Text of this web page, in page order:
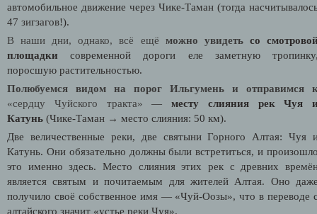
автомобильное движение через Чике-Таман (тогда
47 зигзагов!).
В наши дни, однако, всё ещё можно увидеть со
площадкисовременной дороги еле заметную
поросшую растительностью.
Полюбуемся видом на порог Ильгумень и отправимся
«сердцу Чуйского тракта»
— месту слияния рек Чуя
Катунь (Чике-Таман → место слияния: 50 км).
Две величественные реки, две святыни Горного Алтая: Чуя
Катунь. Они обязательно должны были встретиться, и
это именно здесь. Место слияния этих рек с древних
является святым и почитаемым для жителей Алтая. Оно
получило своё собственное имя — «Чуй-Оозы», что в переводе
алтайского значит «устье реки Чуя».